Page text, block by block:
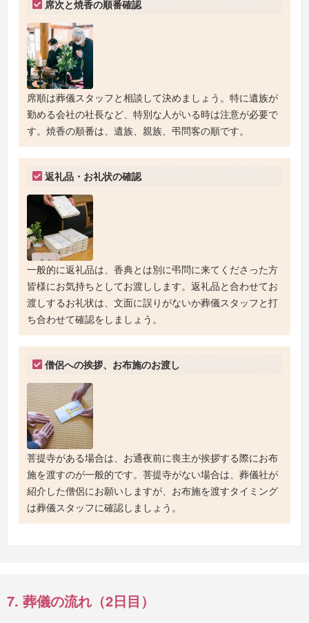
席次と焼香の順番確認
席順は葬儀スタッフと相談して決めましょう。特に遺族が
勤める会社の社長など、特別な人がいる時は注意が必要で
す。焼香の順番は、遺族、親族、弔問客の順です。
返礼品・お礼状の確認
一般的に返礼品は、香典とは別に弔問に来てくださった方
皆様にお気持ちとしてお渡しします。返礼品と合わせてお
渡しするお礼状は、文面に誤りがないか葬儀スタッフと打
ち合わせて確認をしましょう。
僧侶への挨拶、お布施のお渡し
菩提寺がある場合は、お通夜前に喪主が挨拶する際にお布
施を渡すのが一般的です。菩提寺がない場合は、葬儀社が
紹介した僧侶にお願いしますが、お布施を渡すタイミング
は葬儀スタッフに確認しましょう。
7. 葬儀の流れ（2日目）